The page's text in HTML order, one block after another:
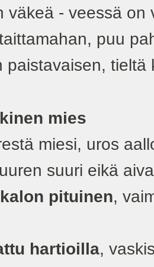
väkeä ‑ veessä on
puu
paistavaisen, tieltä
mies
miesi, uros
suuri eikä
pituinen,
hartioilla,